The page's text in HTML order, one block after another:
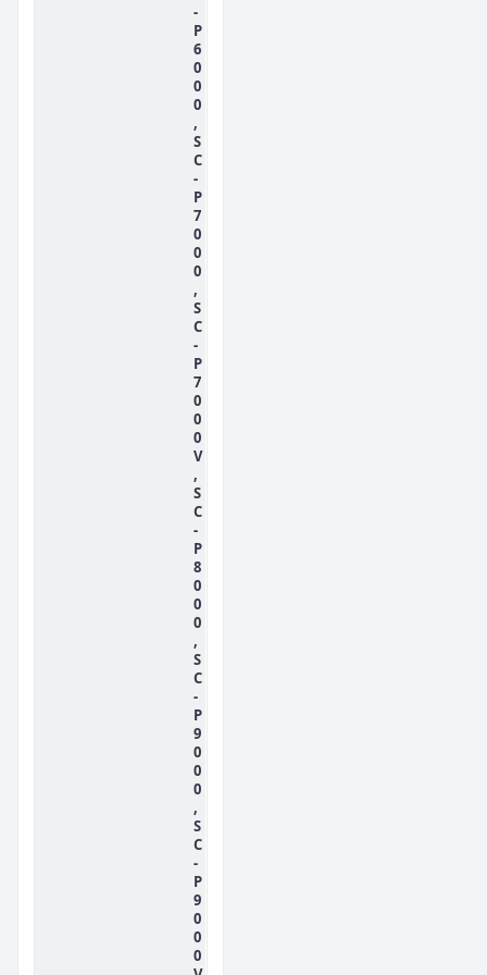
-
P
6
0
0
0
,
S
C
-
P
7
0
0
0
,
S
C
-
P
7
0
0
0
V
,
S
C
-
P
8
0
0
0
,
S
C
-
P
9
0
0
0
,
S
C
-
P
9
0
0
0